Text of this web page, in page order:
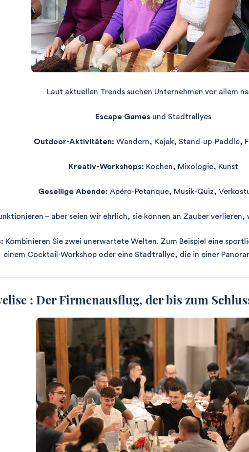
Laut aktuellen Trends suchen Unternehmen vor allem
Escape Games und Stadtrallyes
Outdoor-Aktivitäten: Wandern, Kajak, Stand-up-Paddle,
Kreativ-Workshops: Kochen, Mixologie, Kunst
Gesellige Abende: Apéro-Petanque, Musik-Quiz,
– aber seien wir ehrlich, sie können an Zauber verlieren,
Kombinieren Sie zwei unerwartete Welten. Zum Beispiel eine
einem Cocktail-Workshop oder eine Stadtrallye, die in einer
: Der Firmenausflug, der bis zum